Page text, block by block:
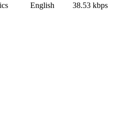
English 38.53 kbps